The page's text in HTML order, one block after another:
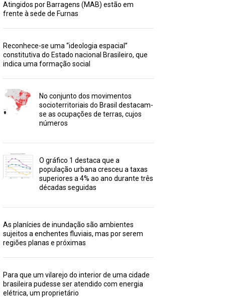
Atingidos por Barragens (MAB) estão em
frente à sede de Furnas
Reconhece-se uma “ideologia espacial”
constitutiva do Estado nacional Brasileiro, que
indica uma formação social
No conjunto dos movimentos
socioterritoriais do Brasil destacam-
se as ocupações de terras, cujos
números
O gráfico 1 destaca que a
população urbana cresceu a taxas
superiores a 4% ao ano durante três
décadas seguidas
As planícies de inundação são ambientes
sujeitos a enchentes fluviais, mas por serem
regiões planas e próximas
Para que um vilarejo do interior de uma cidade
brasileira pudesse ser atendido com energia
elétrica, um proprietário